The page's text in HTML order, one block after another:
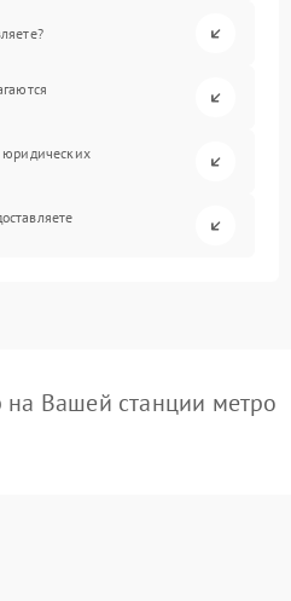
юридических
Вашей станции метро